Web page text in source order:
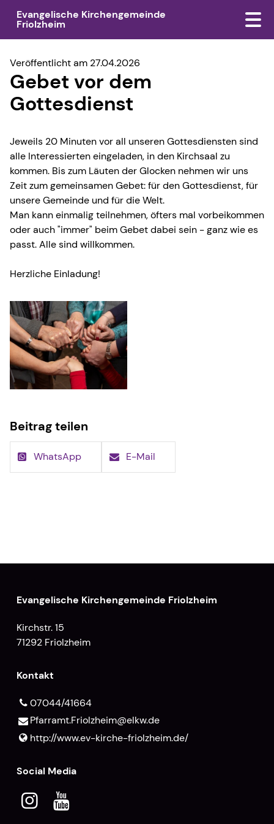
Evangelische Kirchengemeinde
Friolzheim
Veröffentlicht am 27.04.2026
Gebet vor dem
Gottesdienst
Jeweils 20 Minuten vor all unseren Gottesdiensten sind
alle Interessierten eingeladen, in den Kirchsaal zu
kommen. Bis zum Läuten der Glocken nehmen wir uns
Zeit zum gemeinsamen Gebet: für den Gottesdienst, für
unsere Gemeinde und für die Welt.
Man kann einmalig teilnehmen, öfters mal vorbeikommen
oder auch "immer" beim Gebet dabei sein - ganz wie es
passt. Alle sind willkommen.
Herzliche Einladung!
Beitrag teilen
WhatsApp E-Mail
Evangelische Kirchengemeinde Friolzheim
Kirchstr. 15
71292 Friolzheim
Kontakt
07044/41664
Pfarramt.​Friolzheim@​elkw.​de
http://www.​ev-kirche-friolzheim.​de/
Social Media